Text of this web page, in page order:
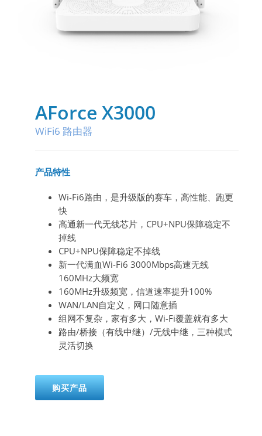
AForce X3000
WiFi6 路由器
产品特性
Wi-Fi6路由，是升级版的赛车，高性能、跑更
快
高通新一代无线芯片， CPU+NPU保障稳定不
掉线
CPU+NPU保障稳定不掉线
新一代满血Wi-Fi6 3000Mbps高速无线
160MHz大频宽
160MHz升级频宽，信道速率提升100%
WAN/LAN自定义，网口随意插
组网不复杂， 家有多大， Wi-Fi覆盖就有多大
路由/桥接（有线中继） /无线中继，三种模式
灵活切换
购买产品